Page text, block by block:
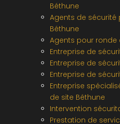
Béthune
Agents de
Béthune
Agents pour ronde
Entreprise de
Entreprise de
Entreprise de
Entreprise
de site Béthune
Intervention
Prestation de